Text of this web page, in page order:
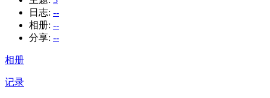
日志: --
相册: --
分享: --
相册
记录